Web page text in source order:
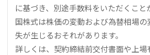
に基づき、別途手数料をいただくこと
国株式は株価の変動および為替相場
失が生じるおそれがあります。
詳しくは、契約締結前交付書面や上場